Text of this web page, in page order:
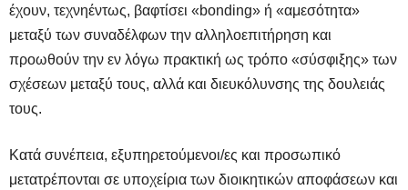
έχουν, τεχνηέντως, βαφτίσει «bonding» ή «αμεσότητα»
μεταξύ των συναδέλφων την αλληλοεπιτήρηση και
προωθούν την εν λόγω πρακτική ως τρόπο «σύσφιξης» των
σχέσεων μεταξύ τους, αλλά και διευκόλυνσης της δουλειάς
τους.
Κατά συνέπεια, εξυπηρετούμενοι/ες και προσωπικό
μετατρέπονται σε υποχείρια των διοικητικών αποφάσεων και